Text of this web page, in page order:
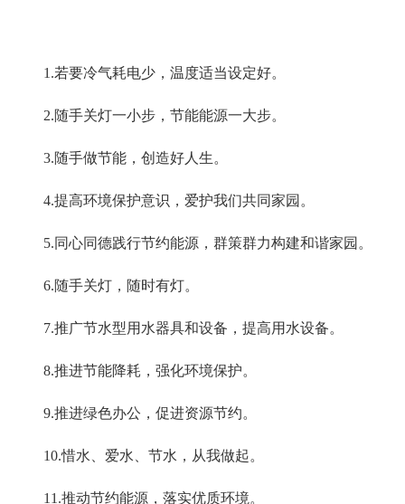
1.若要冷气耗电少，温度适当设定好。
2.随手关灯一小步，节能能源一大步。
3.随手做节能，创造好人生。
4.提高环境保护意识，爱护我们共同家园。
5.同心同德践行节约能源，群策群力构建和谐家园。
6.随手关灯，随时有灯。
7.推广节水型用水器具和设备，提高用水设备。
8.推进节能降耗，强化环境保护。
9.推进绿色办公，促进资源节约。
10.惜水、爱水、节水，从我做起。
11.推动节约能源，落实优质环境。